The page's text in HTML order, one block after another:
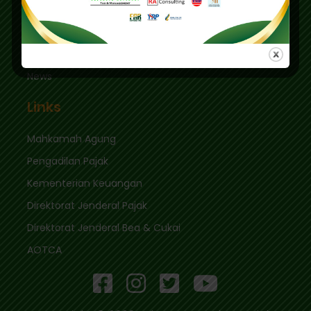
Quick Links
News
Links
Mahkamah Agung
Pengadilan Pajak
Kementerian Keuangan
Direktorat Jenderal Pajak
Direktorat Jenderal Bea & Cukai
AOTCA